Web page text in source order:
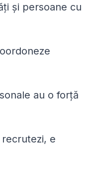
și persoane cu
au o forță
e